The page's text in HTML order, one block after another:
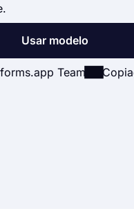
Usar modelo
Team